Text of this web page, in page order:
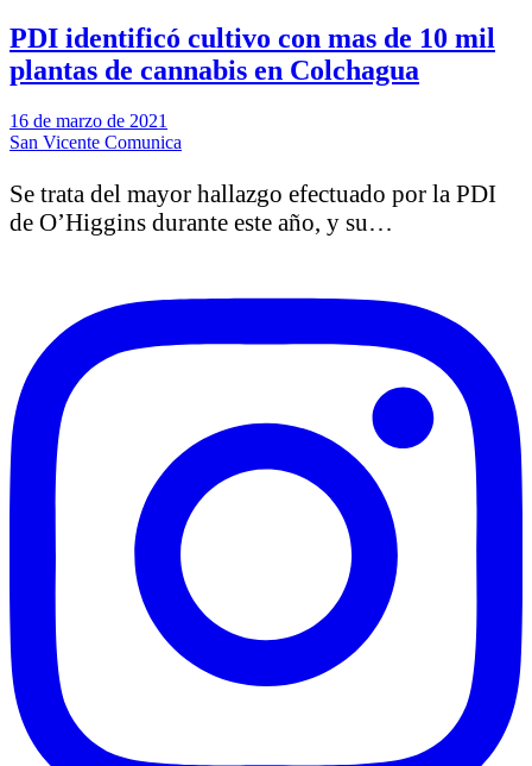
PDI identificó cultivo con mas de 10 mil
plantas de cannabis en Colchagua
16 de marzo de 2021
San Vicente Comunica
Se trata del mayor hallazgo efectuado por la PDI
de O’Higgins durante este año, y su…